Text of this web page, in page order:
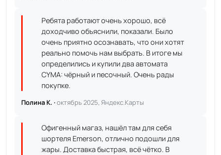
Ребята работают очень хорошо, всё
доходчиво объяснили, показали. Было
очень приятно осознавать, что они хотят
реально помочь нам выбрать. В итоге мы
определились и купили два автомата
CYMA: чёрный и песочный. Очень рады
покупке.
Полина К. ·октябрь 2025, Яндекс.Карты
Офигенный магаз, нашёл там для себя
шортеля Emerson, отлично подошли для
жары. Доставка быстрая, всё чётко. В